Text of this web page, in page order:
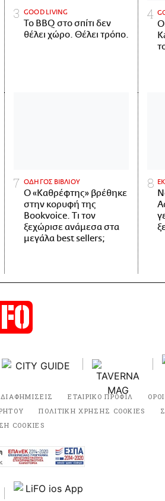
GOOD LIVING
Το BBQ στο σπίτι δεν
θέλει χώρο. Θέλει τρόπο.
ΟΔΗΓΟΣ ΒΙΒΛΙΟΥ
Ο «Καθρέφτης» βρέθηκε
στην κορυφή της
Bookvoice. Τι τον
ξεχώρισε ανάμεσα στα
μεγάλα best sellers;
ΔΙΑΦΗΜΙΣΕΙΣ ΕΤΑΙΡΙΚΟ ΠΡΟΦΙΛ
ΠΟΛΙΤΙΚΗ ΧΡΗΣΗΣ COOKIES
COOKIES